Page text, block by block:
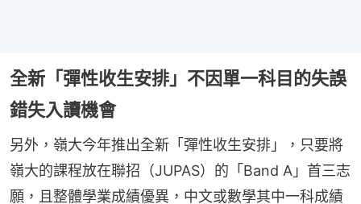
全新「彈性收生安排」不因單一科目的失誤
錯失入讀機會
另外，嶺大今年推出全新「彈性收生安排」，只要將
嶺大的課程放在聯招（JUPAS）的「Band A」首三志
願，且整體學業成績優異，中文或數學其中一科成績